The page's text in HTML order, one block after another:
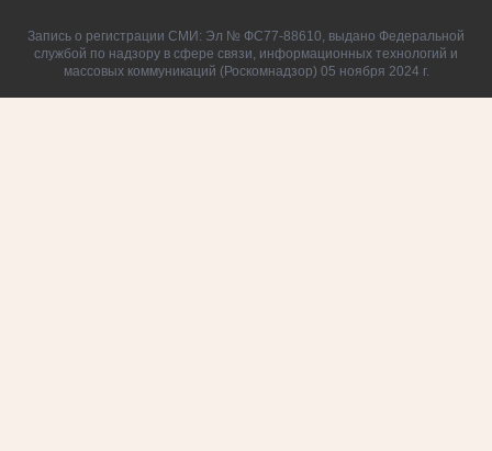
Запись о регистрации СМИ: Эл № ФС77-88610, выдано Федеральной
службой по надзору в сфере связи, информационных технологий и
массовых коммуникаций (Роскомнадзор) 05 ноября 2024 г.